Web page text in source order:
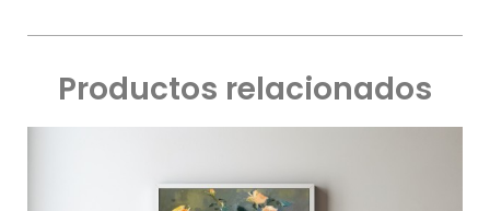
Productos relacionados